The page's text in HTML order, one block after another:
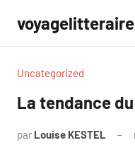
contenu
voyagelitteraire
Uncategorized
La tendance
par Louise KESTEL